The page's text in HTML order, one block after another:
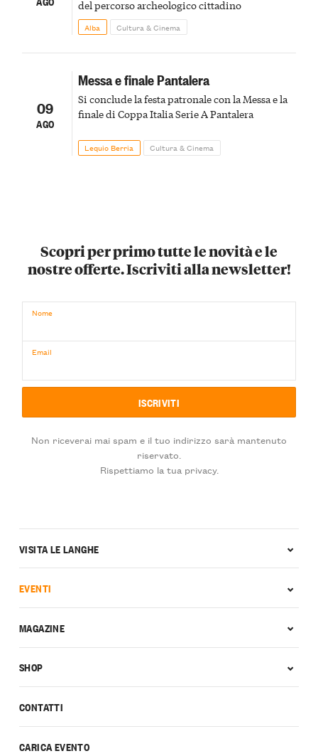
del percorso archeologico cittadino
Alba Cultura & Cinema
09
AGO
Messa e finale Pantalera
Si conclude la festa patronale con la Messa e la
finale di Coppa Italia Serie A Pantalera
Lequio Berria Cultura & Cinema
Scopri per primo tutte le novità e le
nostre offerte. Iscriviti alla newsletter!
Nome
Email
Non riceverai mai spam e il tuo indirizzo sarà mantenuto
riservato.
Rispettiamo la tua privacy.
CONTATTI
CARICA EVENTO
VISITA LE LANGHE
EVENTI
MAGAZINE
SHOP